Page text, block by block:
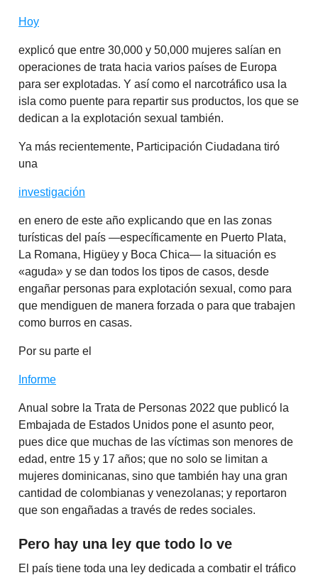
Hoy
explicó que entre 30,000 y 50,000 mujeres salían en
operaciones de trata hacia varios países de Europa
para ser explotadas. Y así como el narcotráfico usa la
isla como puente para repartir sus productos, los que se
dedican a la explotación sexual también.
Ya más recientemente, Participación Ciudadana tiró
una
investigación
en enero de este año explicando que en las zonas
turísticas del país —específicamente en Puerto Plata,
La Romana, Higüey y Boca Chica— la situación es
«aguda» y se dan todos los tipos de casos, desde
engañar personas para explotación sexual, como para
que mendiguen de manera forzada o para que trabajen
como burros en casas.
Por su parte el
Informe
Anual sobre la Trata de Personas 2022 que publicó la
Embajada de Estados Unidos pone el asunto peor,
pues dice que muchas de las víctimas son menores de
edad, entre 15 y 17 años; que no solo se limitan a
mujeres dominicanas, sino que también hay una gran
cantidad de colombianas y venezolanas; y reportaron
que son engañadas a través de redes sociales.
Pero hay una ley que todo lo ve
El país tiene toda una ley dedicada a combatir el tráfico